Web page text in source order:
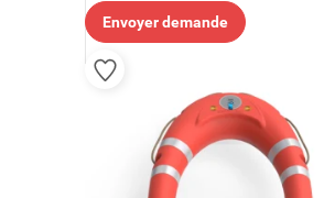
Envoyer demande